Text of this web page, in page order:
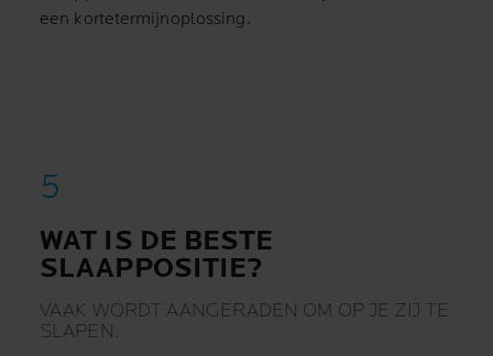
een kortetermijnoplossing.
WAT IS DE BESTE
SLAAPPOSITIE?
VAAK WORDT AANGERADEN OM OP JE ZIJ TE
SLAPEN.